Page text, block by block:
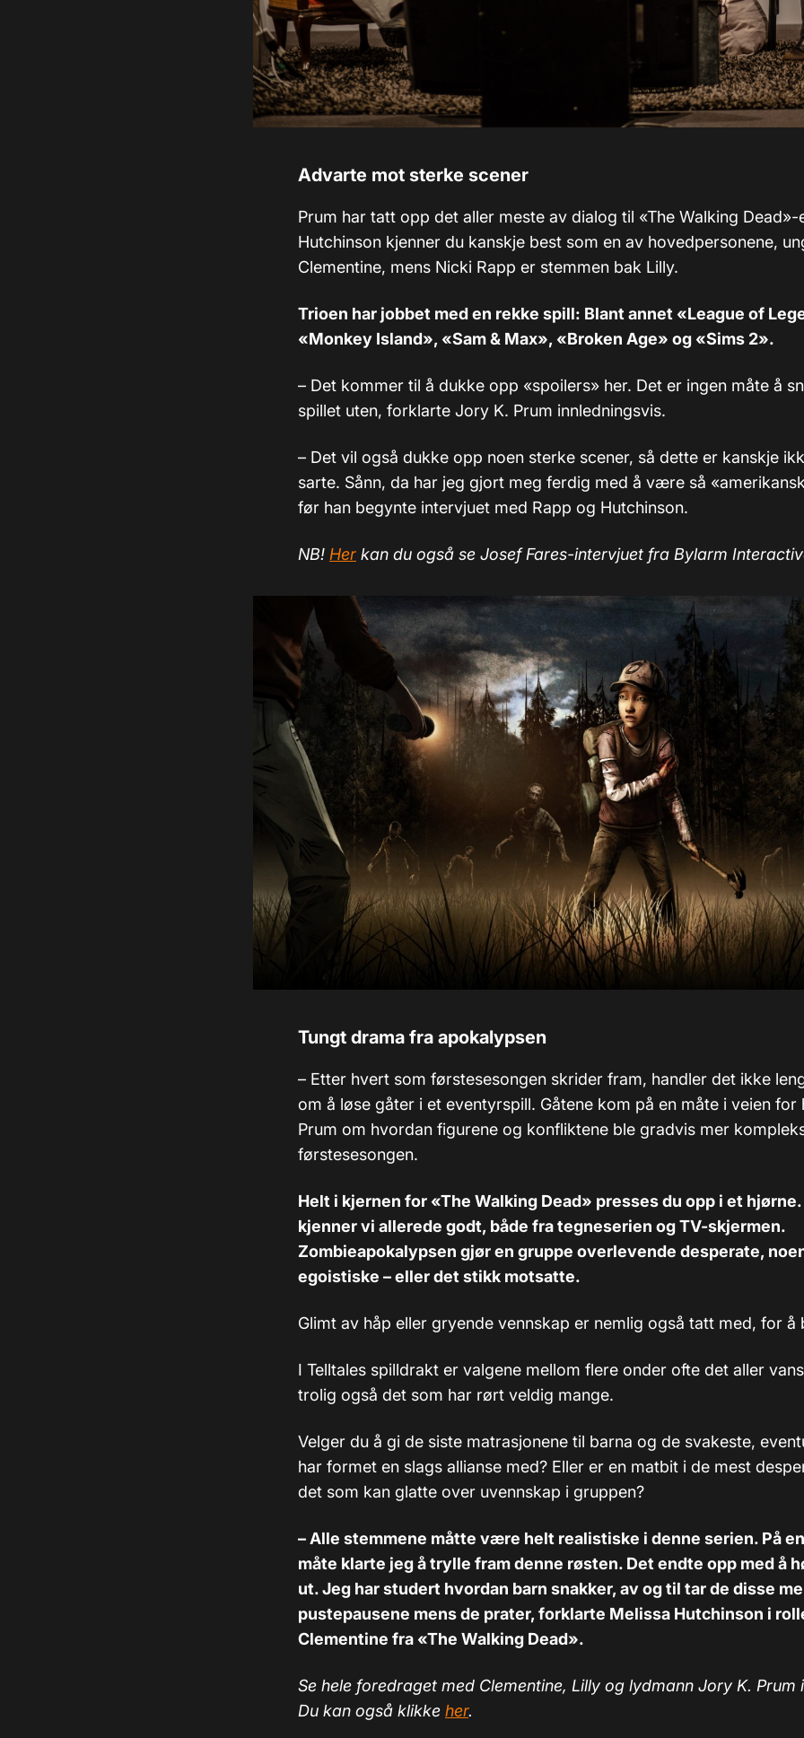
Advarte mot sterke scener
Prum har tatt opp det aller meste av dialog til «The Walking Dead»-
Hutchinson kjenner du kanskje best som en av hovedpersonene,
Clementine, mens Nicki Rapp er stemmen bak Lilly.
Trioen har jobbet med en rekke spill: Blant annet «League of
«Monkey Island», «Sam & Max», «Broken Age» og «Sims 2».
– Det kommer til å dukke opp «spoilers» her. Det er ingen måte å
spillet uten, forklarte Jory K. Prum innledningsvis.
– Det vil også dukke opp noen sterke scener, så dette er kanskje
sarte. Sånn, da har jeg gjort meg ferdig med å være så
før han begynte intervjuet med Rapp og Hutchinson.
NB! Her kan du også se Josef Fares-intervjuet fra Bylarm
Tungt drama fra apokalypsen
– Etter hvert som førstesesongen skrider fram, handler det ikke
om å løse gåter i et eventyrspill. Gåtene kom på en måte i veien for
Prum om hvordan figurene og konfliktene ble gradvis mer
førstesesongen.
Helt i kjernen for «The Walking Dead» presses du opp i et hjørne.
kjenner vi allerede godt, både fra tegneserien og TV-skjermen.
Zombieapokalypsen gjør en gruppe overlevende desperate,
egoistiske – eller det stikk motsatte.
Glimt av håp eller gryende vennskap er nemlig også tatt med, for å
I Telltales spilldrakt er valgene mellom flere onder ofte det aller
trolig også det som har rørt veldig mange.
Velger du å gi de siste matrasjonene til barna og de svakeste,
har formet en slags allianse med? Eller er en matbit i de mest
det som kan glatte over uvennskap i gruppen?
–Alle stemmene måtte være helt realistiske i denne serien. På
måte klarte jeg å trylle fram denne røsten. Det endte opp med å
ut. Jeg har studert hvordan barn snakker, av og til tar de disse
pustepausene mens de prater, forklarte Melissa Hutchinson i
Clementine fra «The Walking Dead».
Se hele foredraget med Clementine, Lilly og lydmann Jory K. Prum
Du kan også klikke her.